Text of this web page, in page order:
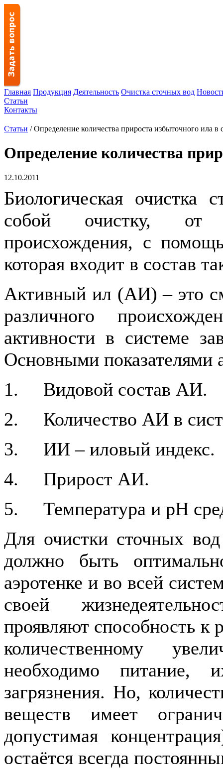
Главная Продукция Деятельность Очистка сточных вод
Статьи
Контакты
Статьи / Определение количества прироста избыточного ила в
Определение количества
12.10.2011
Биологическая очистка
собой очистку, от
происхождения, с
которая входит в состав
Активный ил (АИ) – это
различного
активности в системе
Основными показателями
1. Видовой состав АИ.
2. Количество АИ в
3. ИИ – иловый индекс.
4. Прирост АИ.
5. Температура и рН
Для очистки сточных
должно быть
аэротенке и во всей
своей
проявляют способность
количественному
необходимо питание,
загрязнения. Но,
веществ имеет
допустимая
остаётся всегда